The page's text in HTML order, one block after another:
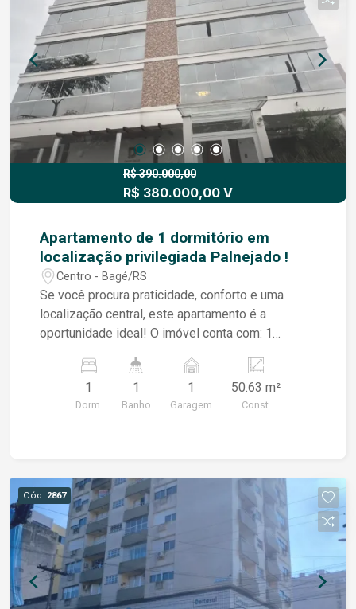
a dia. Viva com qualidade, segurança e a
praticidade de fazer tudo a poucos passos de
casa. Entre em contato e agende sua visita.
Venha conhecer de perto o seu próximo lar!
R$ 390.000,00
R$ 380.000,00 V
Apartamento de 1 dormitório em
localização privilegiada Palnejado !
Centro - Bagé/RS
Se você procura praticidade, conforto e uma
localização central, este apartamento é a
oportunidade ideal! O imóvel conta com: 1
Cozinha com móveis planejados; Banheiro com
box de vidro; Tubulação para gás; Vaga de
garagem. Localizado na Rua Barão do Triunfo, em
comodidade para o seu dia a dia. Ideal para quem
deseja morar bem ou investir em um imóvel com
excelente.
1
Dorm.
1
Banho
1
Garagem
50.63 m²
Const.
Cód. 2867